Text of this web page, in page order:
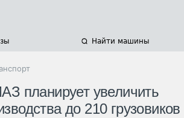
Найти машины
планирует увеличить
до 210 грузовиков